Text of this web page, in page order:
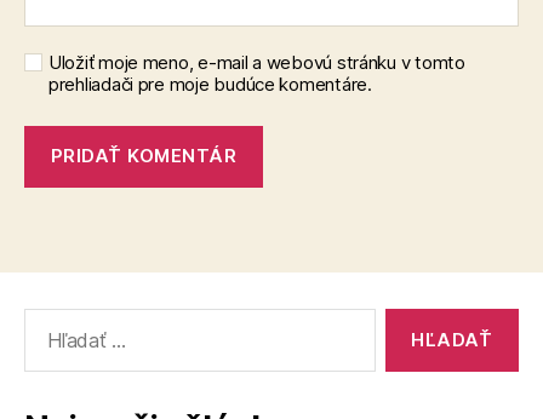
Uložiť moje meno, e-mail a webovú stránku v tomto
prehliadači pre moje budúce komentáre.